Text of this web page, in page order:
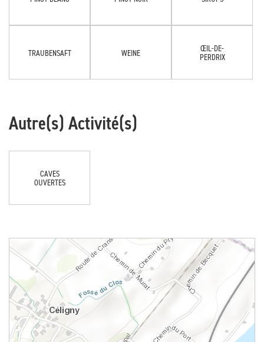
TRAUBENSAFT WEINE
ŒIL-DE-
PERDRIX
Autre(s) Activité(s)
CAVES
OUVERTES